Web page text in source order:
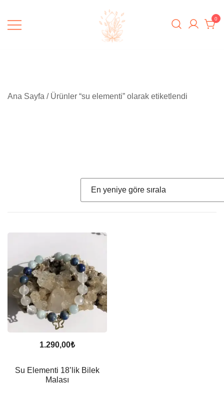
content
0
Ana Sayfa / Ürünler “su elementi” olarak etiketlendi
1.290,00₺
Su Elementi 18’lik Bilek
Malası